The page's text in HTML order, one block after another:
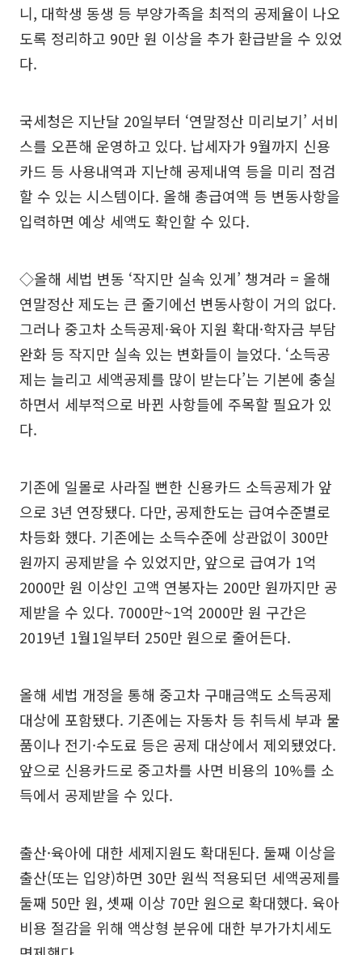
니, 대학생 동생 등 부양가족을 최적의 공제율이 나오
도록 정리하고 90만 원 이상을 추가 환급받을 수 있었
다.
국세청은 지난달 20일부터 ‘연말정산 미리보기’ 서비
스를 오픈해 운영하고 있다. 납세자가 9월까지 신용
카드 등 사용내역과 지난해 공제내역 등을 미리 점검
할 수 있는 시스템이다. 올해 총급여액 등 변동사항을
입력하면 예상 세액도 확인할 수 있다.
◇올해 세법 변동 ‘작지만 실속 있게’ 챙겨라 = 올해
연말정산 제도는 큰 줄기에선 변동사항이 거의 없다.
그러나 중고차 소득공제·육아 지원 확대·학자금 부담
완화 등 작지만 실속 있는 변화들이 늘었다. ‘소득공
제는 늘리고 세액공제를 많이 받는다’는 기본에 충실
하면서 세부적으로 바뀐 사항들에 주목할 필요가 있
다.
기존에 일몰로 사라질 뻔한 신용카드 소득공제가 앞
으로 3년 연장됐다. 다만, 공제한도는 급여수준별로
차등화 했다. 기존에는 소득수준에 상관없이 300만
원까지 공제받을 수 있었지만, 앞으로 급여가 1억
2000만 원 이상인 고액 연봉자는 200만 원까지만 공
제받을 수 있다. 7000만~1억 2000만 원 구간은
2019년 1월1일부터 250만 원으로 줄어든다.
올해 세법 개정을 통해 중고차 구매금액도 소득공제
대상에 포함됐다. 기존에는 자동차 등 취득세 부과 물
품이나 전기·수도료 등은 공제 대상에서 제외됐었다.
앞으로 신용카드로 중고차를 사면 비용의 10%를 소
득에서 공제받을 수 있다.
출산·육아에 대한 세제지원도 확대된다. 둘째 이상을
출산(또는 입양)하면 30만 원씩 적용되던 세액공제를
둘째 50만 원, 셋째 이상 70만 원으로 확대했다. 육아
비용 절감을 위해 액상형 분유에 대한 부가가치세도